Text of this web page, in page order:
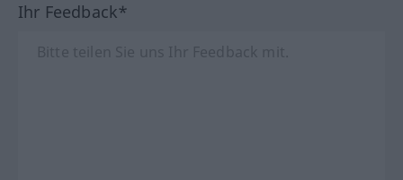
Ihr Feedback*